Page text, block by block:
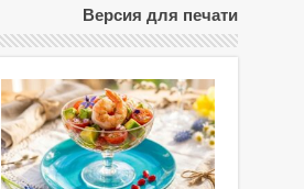
Версия для печати